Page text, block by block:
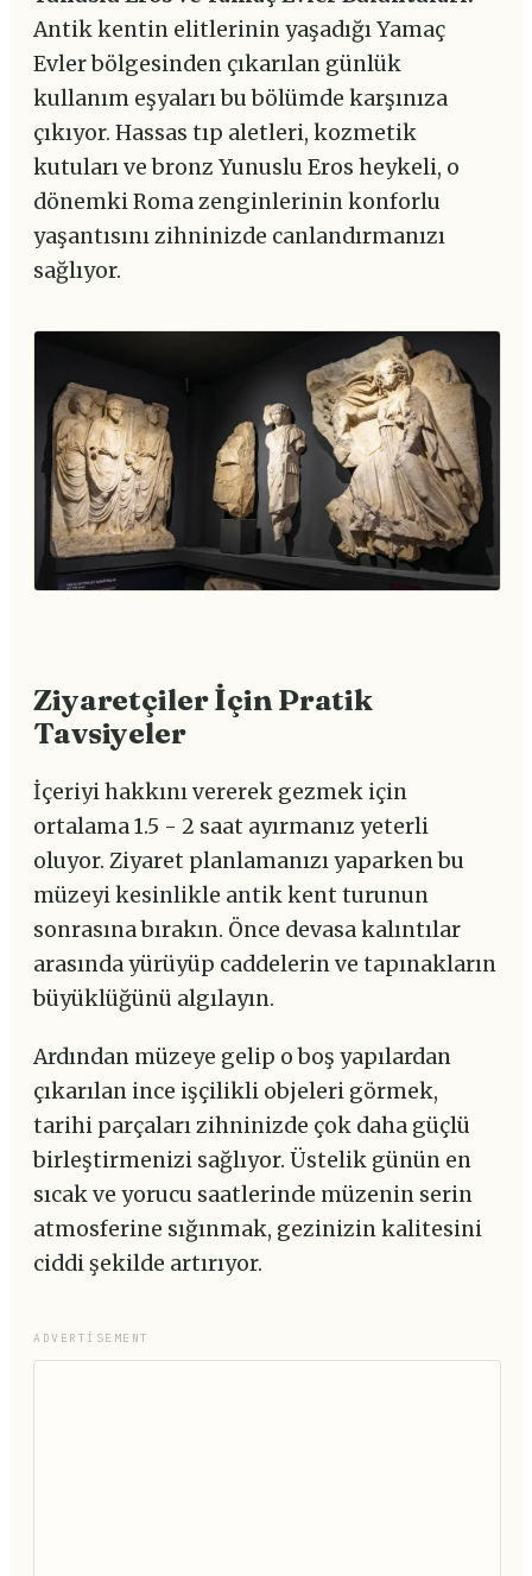
Antik kentin elitlerinin yaşadığı Yamaç
Evler bölgesinden çıkarılan günlük
kullanım eşyaları bu bölümde karşınıza
çıkıyor. Hassas tıp aletleri, kozmetik
kutuları ve bronz Yunuslu Eros heykeli, o
dönemki Roma zenginlerinin konforlu
yaşantısını zihninizde canlandırmanızı
sağlıyor.
Ziyaretçiler İçin Pratik
Tavsiyeler
İçeriyi hakkını vererek gezmek için
ortalama 1.5 - 2 saat ayırmanız yeterli
oluyor. Ziyaret planlamanızı yaparken bu
müzeyi kesinlikle antik kent turunun
sonrasına bırakın. Önce devasa kalıntılar
arasında yürüyüp caddelerin ve tapınakların
büyüklüğünü algılayın.
Ardından müzeye gelip o boş yapılardan
çıkarılan ince işçilikli objeleri görmek,
tarihi parçaları zihninizde çok daha güçlü
birleştirmenizi sağlıyor. Üstelik günün en
sıcak ve yorucu saatlerinde müzenin serin
atmosferine sığınmak, gezinizin kalitesini
ciddi şekilde artırıyor.
ADVERTISEMENT